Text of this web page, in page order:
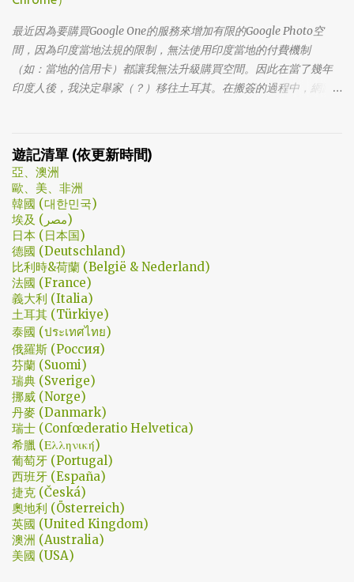
法體會，因為她在第一集就陣亡了。 題外話，整部影集完結後，我
還是在劇荒中，再重看第一集，意外的覺得發現角色們的另外一
面。像是大叔上班時原來是講冷笑話的高手；至安那張毫無感情的
臉，讓人恐懼；另外大叔老婆偷情偷的天經地義，無負擔，也讓我
嚇到。 看這鏡頭有時候都不知道老婆怎麼會回心轉意。 如同版友們
劇了；接著至安把都俊永代表玩弄掌心的談判…這倒底是怎麼樣風格
的劇集，難倒是推理劇嗎? 但是主角三兄弟與媽媽的鬥嘴，這不應該
是家庭劇嗎? 說到家庭劇，這部劇我第一個哭點和男女主角無關，而
是在大哥被罵，媽媽放下便當離開，之後對他微笑的那場戲。然後
我知道，我放不下這部劇了。 但這編劇藥下的好猛，同一集還不肯
放手。結尾細節就不說了，硬是收的漂亮 - 這麼棒的劇才第四集，
不禁讓我倍感期待，也開始每週期待上演的時間。 還加了Prison
Break的梗，剛好我就是PB的劇迷呀!!! 這應該是很感人的橋段，但怎
麼腦海中覺得奶奶好像和ET一樣要飛往月球了… 看到這的時候只覺
得大叔身體真是好，我應該已經無法揹著媽...
最近因為要購買Google One的服務來增加有限的Google Photo空
間，因為印度當地法規的限制，無法使用印度當地的付費機制
（如：當地的信用卡）都讓我無法升級購買空間。因此在當了幾年
印度人後，我決定舉家（？）移往土耳其。在搬簽的過程中，網路
期了… 在花了幾個小時試了一下，目前與大家推薦的是Urban VPN
遊記清單 (依更新時間)
亞、澳洲
歐、美、非洲
韓國 (대한민국)
埃及 (مصر)
日本 (日本国)
德國 (Deutschland)
比利時&荷蘭 (België & Nederland)
法國 (France)
義大利 (Italia)
土耳其 (Türkiye)
泰國 (ประเทศไทย)
俄羅斯 (Россия)
芬蘭 (Suomi)
瑞典 (Sverige)
挪威 (Norge)
丹麥 (Danmark)
瑞士 (Confœderatio Helvetica)
希臘 (Ελληνική)
葡萄牙 (Portugal)
西班牙 (España)
捷克 (Česká)
奧地利 (Österreich)
英國 (United Kingdom)
澳洲 (Australia)
美國 (USA)